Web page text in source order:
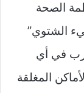
الصحة
القيء الشتوي”
في أي
المغلقة